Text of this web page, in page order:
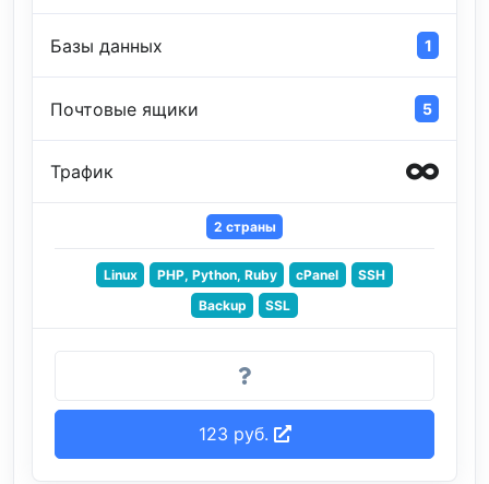
Базы данных 1
Почтовые ящики 5
Трафик
2 страны
Linux PHP, Python, Ruby cPanel
SSH
Backup
SSL
123 руб.